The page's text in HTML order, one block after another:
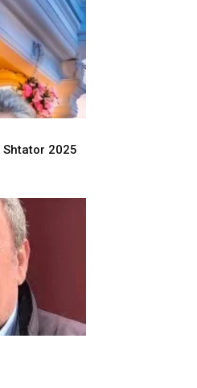
2025